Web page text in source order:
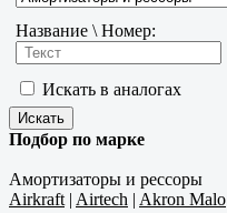
Название \ Номер:
Искать в аналогах
Подбор по марке
Амортизаторы и рессоры
Airkraft| Airtech | Akron Malo